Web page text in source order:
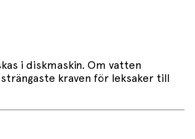
i diskmaskin. Om vatten
kraven för leksaker till